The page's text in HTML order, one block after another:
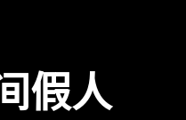
假人